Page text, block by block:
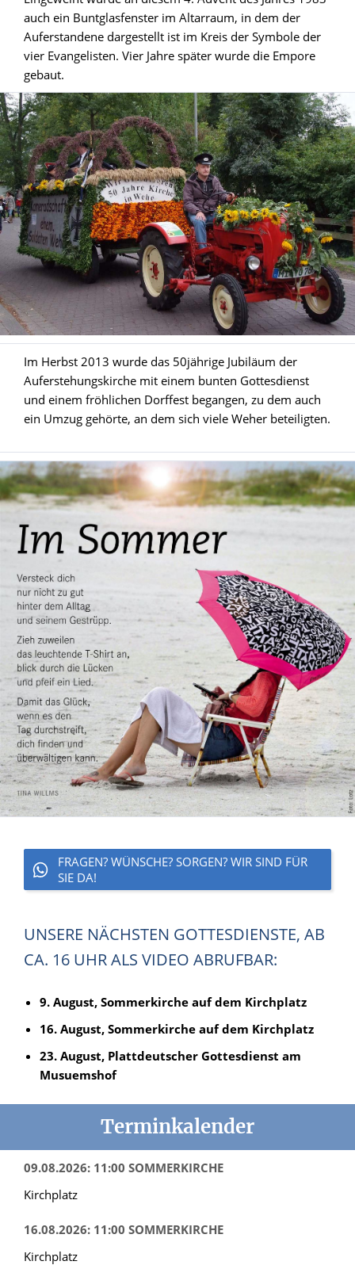
auch ein Buntglasfenster im Altarraum, in dem der
Auferstandene dargestellt ist im Kreis der Symbole der
vier Evangelisten. Vier Jahre später wurde die Empore
gebaut.
Im Herbst 2013 wurde das 50jährige Jubiläum der
Auferstehungskirche mit einem bunten Gottesdienst
und einem fröhlichen Dorffest begangen, zu dem auch
ein Umzug gehörte, an dem sich viele Weher beteiligten.
FRAGEN? WÜNSCHE? SORGEN? WIR SIND FÜR
SIE DA!
UNSERE NÄCHSTEN GOTTESDIENSTE, AB
CA. 16 UHR ALS VIDEO ABRUFBAR:
9. August, Sommerkirche auf dem Kirchplatz
16. August, Sommerkirche auf dem Kirchplatz
23. August, Plattdeutscher Gottesdienst am
Musuemshof
Terminkalender
09.08.2026: 11:00 SOMMERKIRCHE
Kirchplatz
16.08.2026: 11:00 SOMMERKIRCHE
Kirchplatz